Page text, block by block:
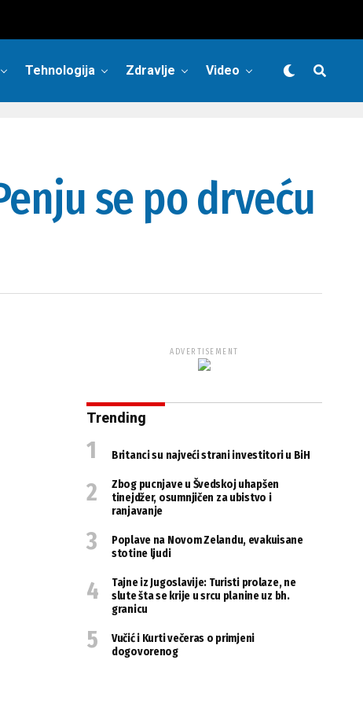
Tehnologija Zdravlje Video
se po drveću
ADVERTISEMENT
Trending
Britanci su najveći strani investitori u BiH
Zbog pucnjave u Švedskoj uhapšen
tinejdžer, osumnjičen za ubistvo i
ranjavanje
Poplave na Novom Zelandu, evakuisane
stotine ljudi
Tajne iz Jugoslavije: Turisti prolaze, ne
slute šta se krije u srcu planine uz bh.
granicu
Vučić i Kurti večeras o primjeni
dogovorenog